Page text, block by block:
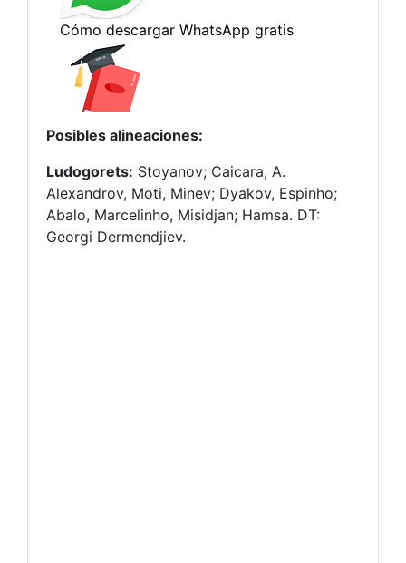
Posibles alineaciones:
Ludogorets: Stoyanov; Caicara, A.
Alexandrov, Moti, Minev; Dyakov, Espinho;
Abalo, Marcelinho, Misidjan; Hamsa. DT:
Georgi Dermendjiev.